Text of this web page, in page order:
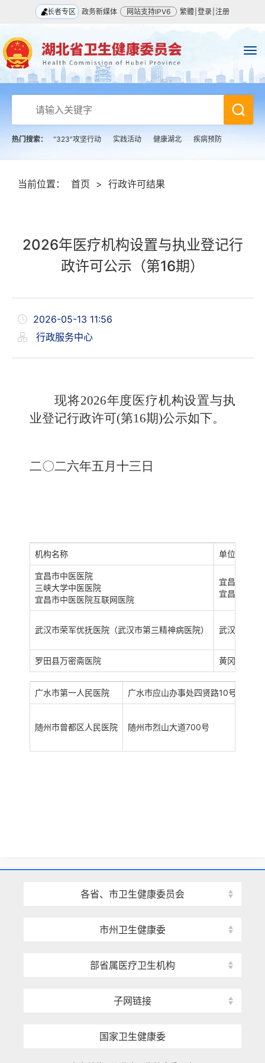
长者专区 政务新媒体 网站支持IPV6 繁體 登录 注册
热门搜索： “323”攻坚行动 实践活动 健康湖北 疾病预防
当前位置： 首页 > 行政许可结果
2026年医疗机构设置与执业登记行
政许可公示（第16期）
2026-05-13 11:56
行政服务中心
现将2026年度医疗机构设置与执
业登记行政许可(第16期)公示如下。
二〇二六年五月十三日
机构名称 单位地址
宜昌市中医医院
三峡大学中医医院
宜昌市中医医院互联网医院
宜昌市胜利
宜昌市西陵
武汉市荣军优抚医院（武汉市第三精神病医院） 武汉市江汉
罗田县万密斋医院 黄冈市罗田
广水市第一人民医院 广水市应山办事处四贤路10号
随州市曾都区人民医院 随州市烈山大道700号
各省、市卫生健康委员会
市州卫生健康委
部省属医疗卫生机构
子网链接
国家卫生健康委